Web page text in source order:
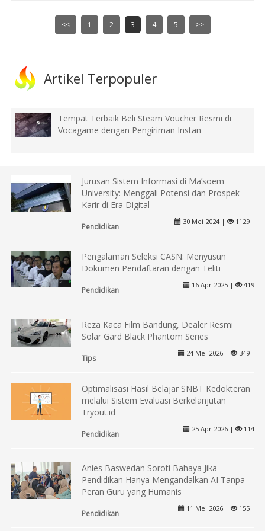
<< 1 2 3 4 5 >>
Artikel Terpopuler
Tempat Terbaik Beli Steam Voucher Resmi di
Vocagame dengan Pengiriman Instan
Jurusan Sistem Informasi di Ma’soem
University: Menggali Potensi dan Prospek
Karir di Era Digital
Pendidikan
30 Mei 2024 | 1129
Pengalaman Seleksi CASN: Menyusun
Dokumen Pendaftaran dengan Teliti
Pendidikan
16 Apr 2025 | 419
Reza Kaca Film Bandung, Dealer Resmi
Solar Gard Black Phantom Series
Tips
24 Mei 2026 | 349
Optimalisasi Hasil Belajar SNBT Kedokteran
melalui Sistem Evaluasi Berkelanjutan
Tryout.id
Pendidikan
25 Apr 2026 | 114
Anies Baswedan Soroti Bahaya Jika
Pendidikan Hanya Mengandalkan AI Tanpa
Peran Guru yang Humanis
Pendidikan
11 Mei 2026 | 155